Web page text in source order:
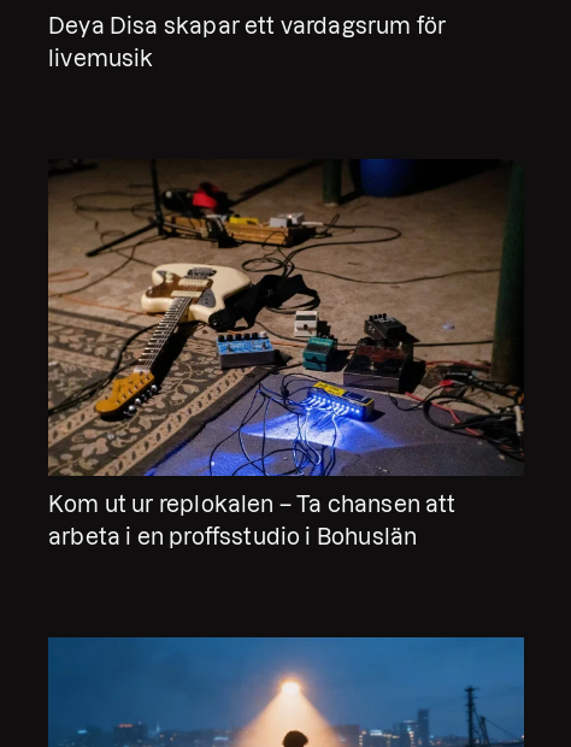
Deya Disa skapar ett vardagsrum för
livemusik
Kom ut ur replokalen – Ta chansen att
arbeta i en proffsstudio i Bohuslän